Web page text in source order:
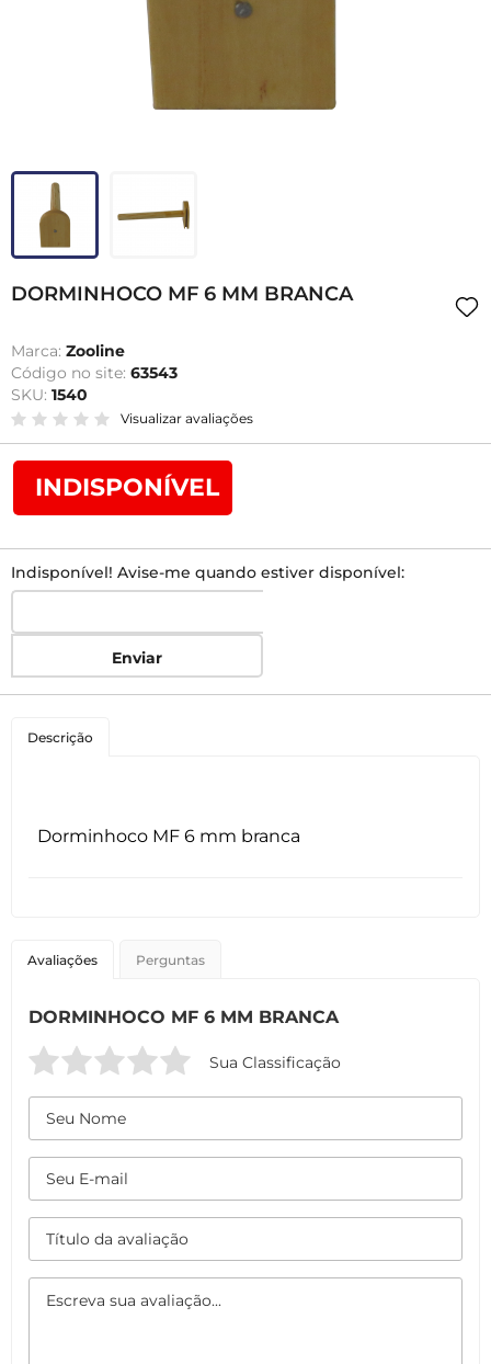
DORMINHOCO MF 6 MM BRANCA
Marca: Zooline
Código no site: 63543
SKU: 1540
Visualizar avaliações
INDISPONÍVEL
Indisponível! Avise-me quando estiver disponível:
Enviar
Descrição
Dorminhoco MF 6 mm branca
Avaliações Perguntas
DORMINHOCO MF 6 MM BRANCA
Sua Classificação